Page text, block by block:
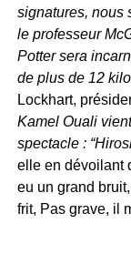
signatures, nous
le professeur
Potter sera
de plus de 12
Lockhart,
Kamel Ouali
spectacle :
elle en dévoilant
eu un grand
frit, Pas grave, il